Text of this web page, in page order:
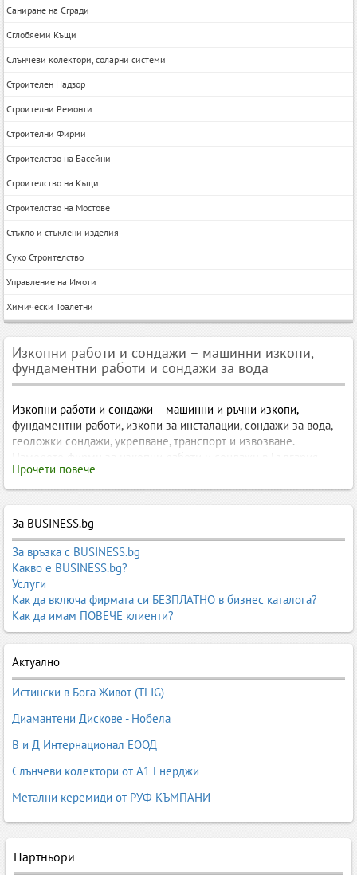
Саниране на Сгради
Сглобяеми Къщи
Слънчеви колектори, соларни системи
Строителен Надзор
Строителни Ремонти
Строителни Фирми
Строителство на Басейни
Строителство на Къщи
Строителство на Мостове
Стъкло и стъклени изделия
Сухо Строителство
Управление на Имоти
Химически Тоалетни
Изкопни работи и сондажи – машинни изкопи,
фундаментни работи и сондажи за вода
Изкопни работи и сондажи – машинни и ръчни изкопи,
фундаментни работи, изкопи за инсталации, сондажи за вода,
геоложки сондажи, укрепване, транспорт и извозване.
Намерете фирми за изкопни работи и сондажи в България.
фундаментни работи, пробиване, сондажи за вода, геоложки
сондажи и специализирани изкопни услуги
Изкопните работи и сондажите
всеки строителен, инфраструктурен или инженерно‑геоложки
проект. Те включват подготовка на терена, изкопи за
фундаменти, канали, инсталации, пътища, както и сондажи за
вода, геоложки проучвания, укрепване и специализирани
инженерни дейности. В Business.bg ще откриете фирми, които
предлагатмашинни и ръчни изкопи, сондажи, пробиване,
услуги
Категорията е насочена към строителни фирми, инвеститори,
проектанти, ВиК и електро компании, общини, индустриални
предприятия и частни клиенти.
Изкопни работи
изкопи с багери и комбинирани машини;
изкопи за фундаменти;
изкопи за резервоари и цистерни.
Прочети повече
За BUSINESS.bg
За връзка с BUSINESS.bg
Какво е BUSINESS.bg?
Услуги
Как да включа фирмата си БЕЗПЛАТНО в бизнес каталога?
Как да имам ПОВЕЧЕ клиенти?
Актуално
Истински в Бога Живот (TLIG)
Диамантени Дискове - Нобела
В и Д Интернационал ЕООД
Слънчеви колектори от А1 Енерджи
Метални керемиди от РУФ КЪМПАНИ
Партньори